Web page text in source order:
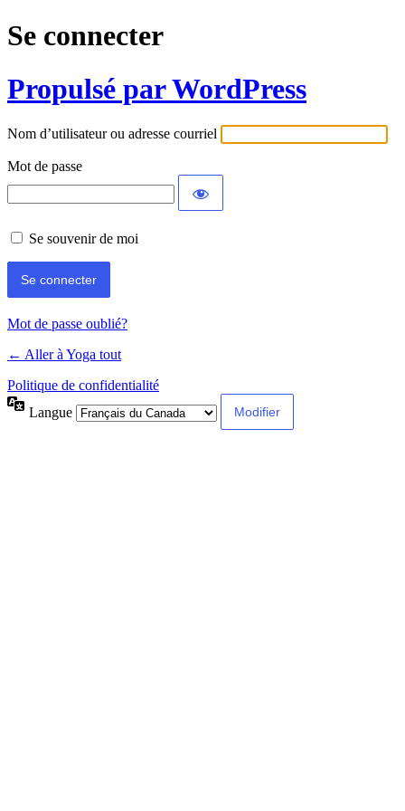
Se connecter
Propulsé par WordPress
Nom d’utilisateur ou adresse courriel
Mot de passe
Se souvenir de moi
Mot de passe oublié?
← Aller à Yoga tout
Politique de confidentialité
Langue